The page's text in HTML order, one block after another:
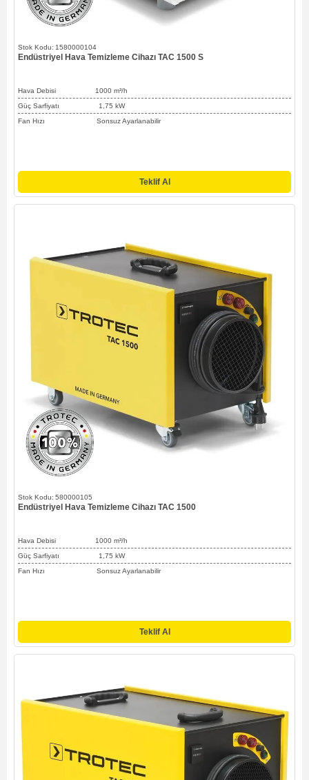
1580000104
Endüstriyel Hava Temizleme Cihazı TAC 1500 S
Hava Debisi 1000 m³/h
Güç Sarfiyatı 1,75 kW
Fan Hızı Sonsuz Ayarlanabilir
Teklif Al
580000105
Endüstriyel Hava Temizleme Cihazı TAC 1500
Hava Debisi 1000 m³/h
Güç Sarfiyatı 1,75 kW
Fan Hızı Sonsuz Ayarlanabilir
Teklif Al